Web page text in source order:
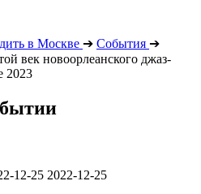
в Москве ➔ События ➔
век новоорлеанского джаз-
2023
12-25 2022-12-25